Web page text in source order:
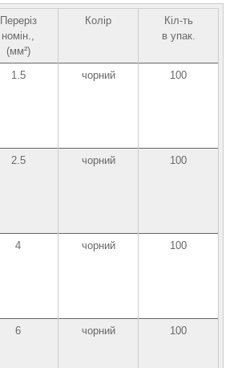
Переріз
номін.,
(мм²)
Колір
Кіл-ть
в упак.
1.5 чорний 100
2.5 чорний 100
4 чорний 100
6 чорний 100